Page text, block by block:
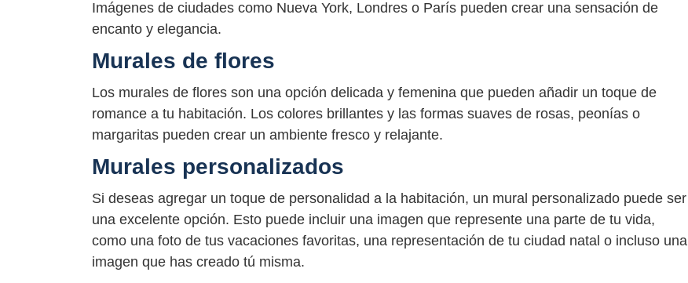
Imágenes de ciudades como Nueva York, Londres o París pueden crear una sensación de
encanto y elegancia.
Murales de flores
Los murales de flores son una opción delicada y femenina que pueden añadir un toque de
romance a tu habitación. Los colores brillantes y las formas suaves de rosas, peonías o
margaritas pueden crear un ambiente fresco y relajante.
Murales personalizados
Si deseas agregar un toque de personalidad a la habitación, un mural personalizado puede ser
una excelente opción. Esto puede incluir una imagen que represente una parte de tu vida,
como una foto de tus vacaciones favoritas, una representación de tu ciudad natal o incluso una
imagen que has creado tú misma.